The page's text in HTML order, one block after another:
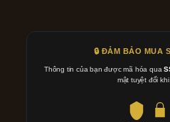
🔒 ĐẢM BẢO MUA
Thông tin của bạn được mã hóa qua
mật tuyệt đối khi